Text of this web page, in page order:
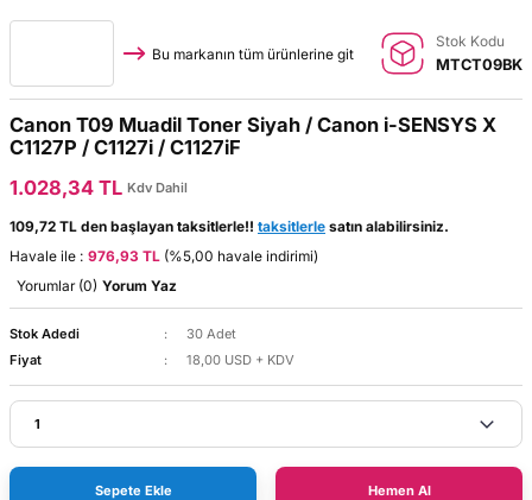
Bu markanın tüm ürünlerine git
Stok Kodu
MTCT09BK
Canon T09 Muadil Toner Siyah / Canon i-SENSYS X
C1127P / C1127i / C1127iF
1.028,34 TL Kdv Dahil
109,72 TL den başlayan taksitlerle!! taksitlerle satın alabilirsiniz.
Havale ile : 976,93 TL (%5,00 havale indirimi)
Yorumlar (0) Yorum Yaz
Stok Adedi
30 Adet
Fiyat
18,00 USD + KDV
Sepete Ekle Hemen Al